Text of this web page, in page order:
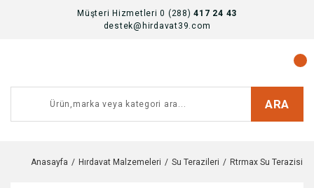
Müşteri Hizmetleri 0 (288)417 24 43
destek@hirdavat39.com
ARA
Anasayfa Hırdavat Malzemeleri Su Terazileri Rtrmax Su Terazisi